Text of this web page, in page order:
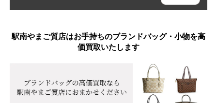
駅南やまご質店はお手持ちのブランドバッグ・小物を高
価買取いたします